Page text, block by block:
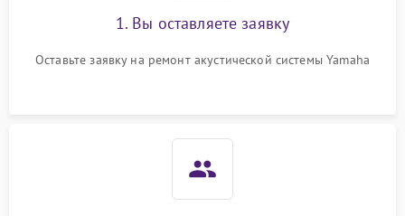
1. Вы оставляете заявку
Оставьте заявку на ремонт акустической системы Yamaha